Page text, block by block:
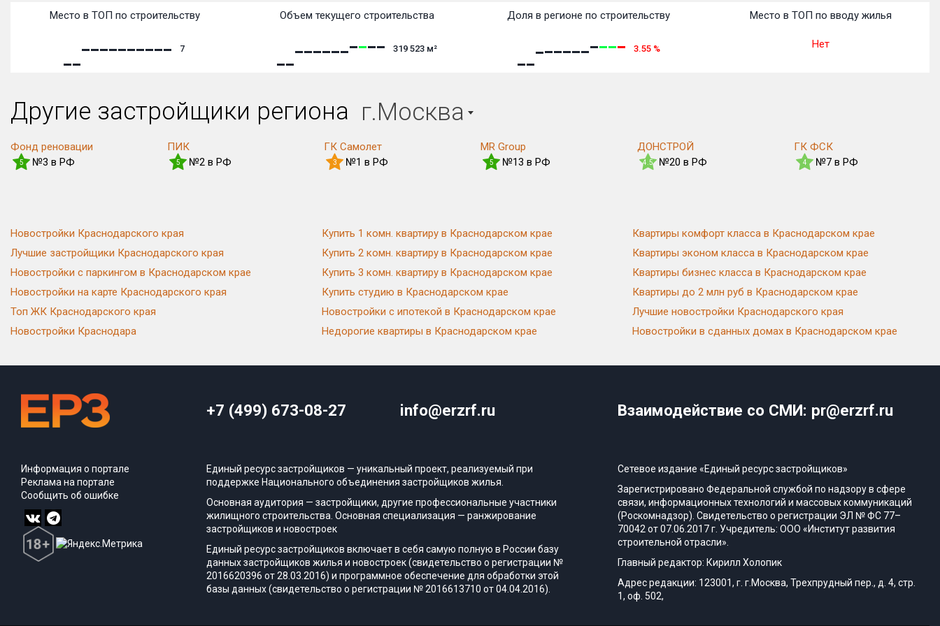
Место в ТОП по строительству
7
Объем текущего строительства
319 523 м²
Доля в регионе по строительству
3.55 %
Место в ТОП по вводу жилья
Нет
Другие застройщики региона г.Москва
Фонд реновации
5 №3 в РФ
ПИК
5 №2 в РФ
ГК Самолет
3 №1 в РФ
MR Group
5 №13 в РФ
ДОНСТРОЙ
4.5 №20 в РФ
ГК ФСК
4 №7 в РФ
Новостройки Краснодарского края
Лучшие застройщики Краснодарского края
Новостройки с паркингом в Краснодарском крае
Новостройки на карте Краснодарского края
Топ ЖК Краснодарского края
Новостройки Краснодара
Купить 1 комн. квартиру в Краснодарском крае
Купить 2 комн. квартиру в Краснодарском крае
Купить 3 комн. квартиру в Краснодарском крае
Купить студию в Краснодарском крае
Новостройки с ипотекой в Краснодарском крае
Недорогие квартиры в Краснодарском крае
Квартиры комфорт класса в Краснодарском крае
Квартиры эконом класса в Краснодарском крае
Квартиры бизнес класса в Краснодарском крае
Квартиры до 2 млн руб в Краснодарском крае
Лучшие новостройки Краснодарского края
Новостройки в сданных домах в Краснодарском крае
+7 (499) 673-08-27 info@erzrf.ru Взаимодействие со СМИ: pr@erzrf.ru
Информация о портале
Реклама на портале
Сообщить об ошибке
Единый ресурс застройщиков — уникальный проект, реализуемый при
поддержке Национального объединения застройщиков жилья.
Основная аудитория — застройщики, другие профессиональные участники
жилищного строительства. Основная специализация — ранжирование
застройщиков и новостроек
Единый ресурс застройщиков включает в себя самую полную в России базу
данных застройщиков жилья и новостроек (свидетельство о регистрации №
2016620396 от 28.03.2016) и программное обеспечение для обработки этой
базы данных (свидетельство о регистрации № 2016613710 от 04.04.2016).
Сетевое издание «Единый ресурс застройщиков»
Зарегистрировано Федеральной службой по надзору в сфере
связи, информационных технологий и массовых коммуникаций
(Роскомнадзор). Свидетельство о регистрации ЭЛ № ФС 77–
70042 от 07.06.2017 г. Учредитель: ООО «Институт развития
строительной отрасли».
Главный редактор: Кирилл Холопик
Адрес редакции: 123001, г. г.Москва, Трехпрудный пер., д. 4, стр.
1, оф. 502,